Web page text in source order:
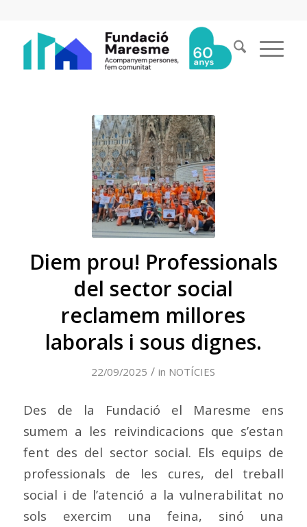
Diem prou! Professionals
del sector social
reclamem millores
laborals i sous dignes.
22/09/2025 / in NOTÍCIES
Des de la Fundació el Maresme ens
sumem a les reivindicacions que s’estan
fent des del sector social. Els equips de
professionals de les cures, del treball
social i de l’atenció a la vulnerabilitat no
sols exercim una feina, sinó una